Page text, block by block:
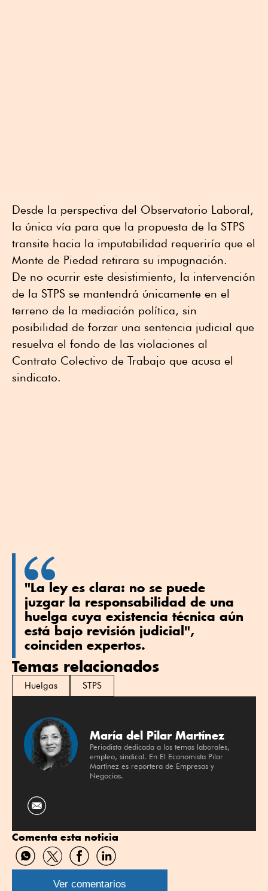
Desde la perspectiva del Observatorio Laboral,
la única vía para que la propuesta de la STPS
transite hacia la imputabilidad requeriría que el
Monte de Piedad retirara su impugnación.
De no ocurrir este desistimiento, la intervención
de la STPS se mantendrá únicamente en el
terreno de la mediación política, sin
posibilidad de forzar una sentencia judicial que
resuelva el fondo de las violaciones al
Contrato Colectivo de Trabajo que acusa el
sindicato.
"La ley es clara: no se puede
juzgar la responsabilidad de una
huelga cuya existencia técnica aún
está bajo revisión judicial",
coinciden expertos.
Temas relacionados
Huelgas STPS
María del Pilar Martínez
Periodista dedicada a los temas laborales,
empleo, sindical. En El Economista Pilar
Martínez es reportera de Empresas y
Negocios.
Comenta esta noticia
Compartir
por
WhatsApp
Compartir
por
Twitter
Compartir
por
Facebook
Compartir
por
Linkedin
Ver comentarios